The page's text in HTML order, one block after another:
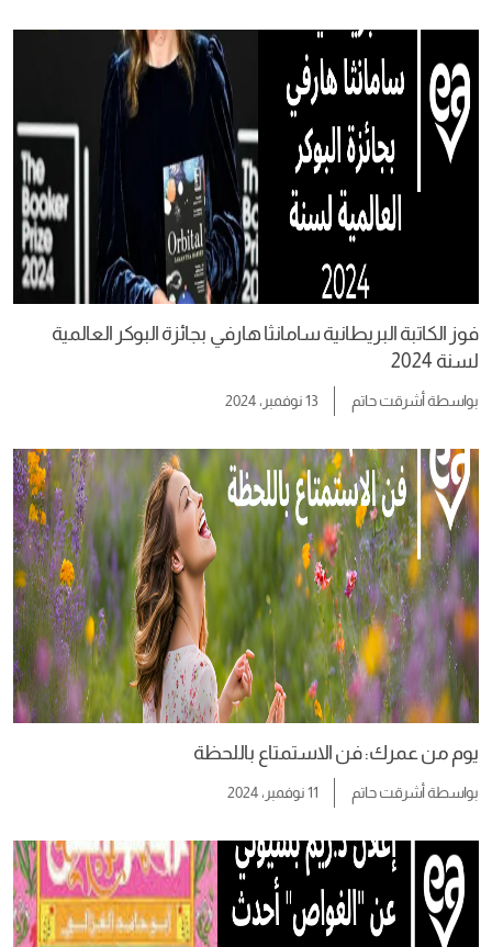
فوز الكاتبة البريطانية سامانثا هارفي بجائزة البوكر العالمية
لسنة 2024
بواسطةأشرقت حاتم 13 نوفمبر، 2024
يوم من عمرك: فن الاستمتاع باللحظة
بواسطةأشرقت حاتم 11 نوفمبر، 2024